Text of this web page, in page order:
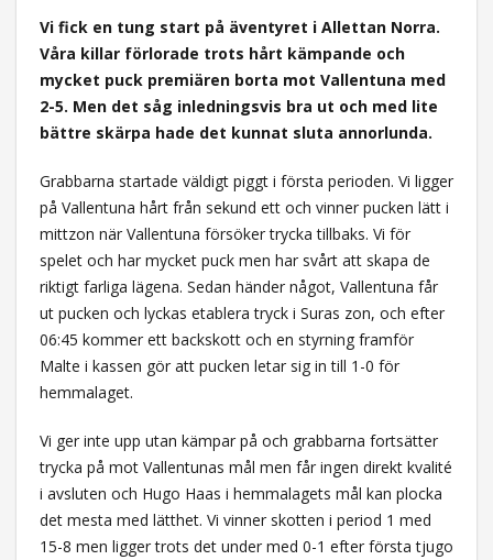
Vi fick en tung start på äventyret i Allettan Norra.
Våra killar förlorade trots hårt kämpande och
mycket puck premiären borta mot Vallentuna med
2-5. Men det såg inledningsvis bra ut och med lite
bättre skärpa hade det kunnat sluta annorlunda.
Grabbarna startade väldigt piggt i första perioden. Vi ligger
på Vallentuna hårt från sekund ett och vinner pucken lätt i
mittzon när Vallentuna försöker trycka tillbaks. Vi för
spelet och har mycket puck men har svårt att skapa de
riktigt farliga lägena. Sedan händer något, Vallentuna får
ut pucken och lyckas etablera tryck i Suras zon, och efter
06:45 kommer ett backskott och en styrning framför
Malte i kassen gör att pucken letar sig in till 1-0 för
hemmalaget.
Vi ger inte upp utan kämpar på och grabbarna fortsätter
trycka på mot Vallentunas mål men får ingen direkt kvalité
i avsluten och Hugo Haas i hemmalagets mål kan plocka
det mesta med lätthet. Vi vinner skotten i period 1 med
15-8 men ligger trots det under med 0-1 efter första tjugo